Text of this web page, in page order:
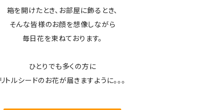
箱を開けたとき、お部屋に飾るとき、
そんな皆様のお顔を想像しながら
毎日花を束ねております。
ひとりでも多くの方に
リトルシードのお花が届きますように。。。